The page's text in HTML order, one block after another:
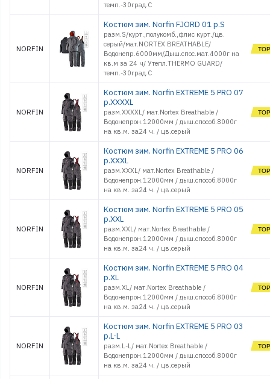
темп.-30град.С
NORFIN
Костюм зим. Norfin FJORD 01 р.S
разм.S/курт.,полукомб.,флис курт./цв.
серый/мат.NORTEX BREATHABLE/
Водонепр.6000мм/Дыш.спос.мат.4000г на
кв.м за 24 ч/ Утепл.THERMO GUARD/
темп.-30град.С
NORFIN
Костюм зим. Norfin EXTREME 5 PRO 07
р.XXXXL
разм.XXXXL/ мат.Nortex Breathable /
Водонепрон.12000мм / дыш.способ.8000г
на кв.м. за24 ч. / цв.серый
NORFIN
Костюм зим. Norfin EXTREME 5 PRO 06
р.XXXL
разм.XXXL/ мат.Nortex Breathable /
Водонепрон.12000мм / дыш.способ.8000г
на кв.м. за24 ч. / цв.серый
NORFIN
Костюм зим. Norfin EXTREME 5 PRO 05
р.XXL
разм.XXL/ мат.Nortex Breathable /
Водонепрон.12000мм / дыш.способ.8000г
на кв.м. за24 ч. / цв.серый
NORFIN
Костюм зим. Norfin EXTREME 5 PRO 04
р.XL
разм.XL/ мат.Nortex Breathable /
Водонепрон.12000мм / дыш.способ.8000г
на кв.м. за24 ч. / цв.серый
NORFIN
Костюм зим. Norfin EXTREME 5 PRO 03
р.L-L
разм.L-L/ мат.Nortex Breathable /
Водонепрон.12000мм / дыш.способ.8000г
на кв.м. за24 ч. / цв.серый